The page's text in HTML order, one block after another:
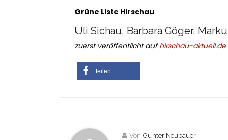
Grüne Liste Hirschau
Uli Sichau, Barbara Göger,
zuerst veröffentlicht aufhirschau-aktuell.de
teilen
Von Gunter Neubauer